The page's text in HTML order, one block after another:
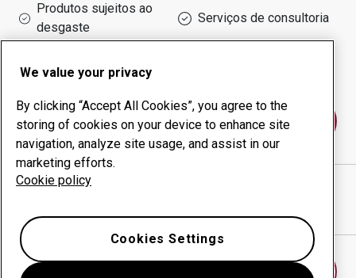
Produtos sujeitos ao
desgaste
Serviços de consultoria
de funcionamento
Fale conosco
RECOLSA S.A.
We value your privacy
By clicking “Accept All Cookies”, you agree to the
storing of cookies on your device to enhance site
navigation, analyze site usage, and assist in our
marketing efforts.
Cookie policy
Cookies Settings